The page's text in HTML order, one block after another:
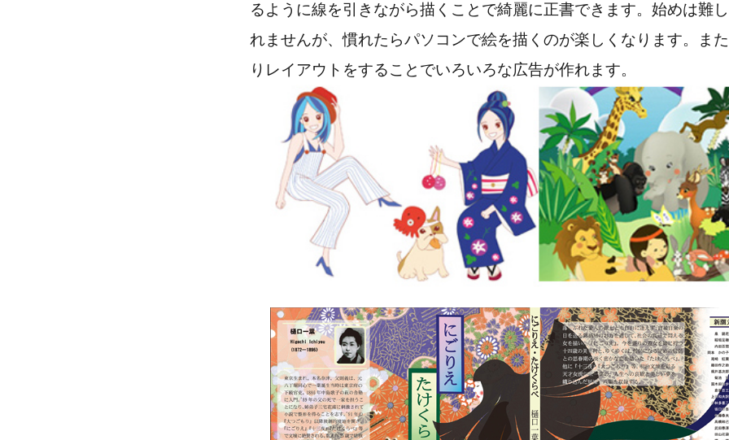
るように線を引きながら描くことで綺麗に正書できます。始めは難
れませんが、慣れたらパソコンで絵を描くのが楽しくなります。ま
りレイアウトをすることでいろいろな広告が作れます。